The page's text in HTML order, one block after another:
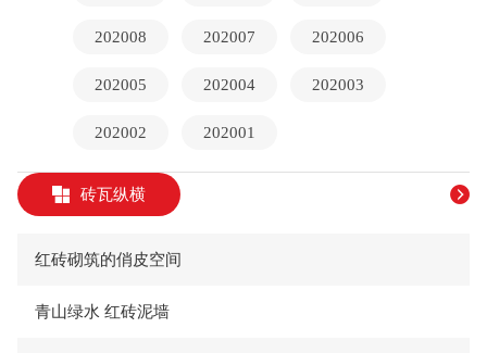
202008 202007 202006
202005 202004 202003
202002 202001
砖瓦纵横
红砖砌筑的俏皮空间
青山绿水 红砖泥墙